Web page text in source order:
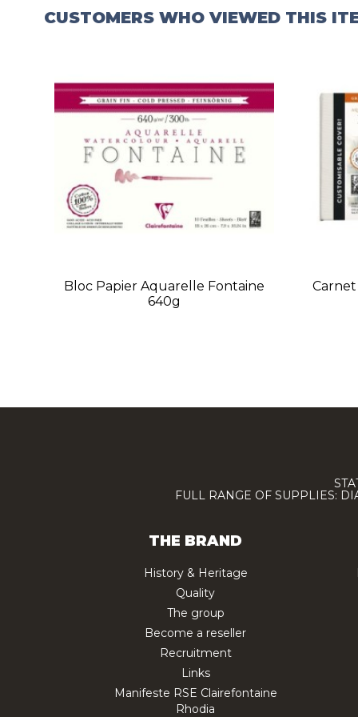
CUSTOMERS WHO VIEWED THIS
Bloc Papier Aquarelle Fontaine
640g
FULL RANGE OF SUPPLIES:
THE BRAND
History & Heritage
Quality
The group
Become a reseller
Recruitment
Links
Manifeste RSE Clairefontaine
Rhodia